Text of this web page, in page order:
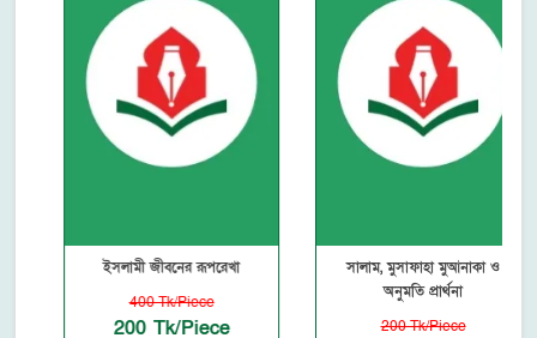
ইসলামী জীবনের রূপরেখা
400 Tk/Piece
200 Tk/Piece
সালাম, মুসাফাহা মুআনাকা ও
অনুমতি প্রার্থনা
200 Tk/Piece